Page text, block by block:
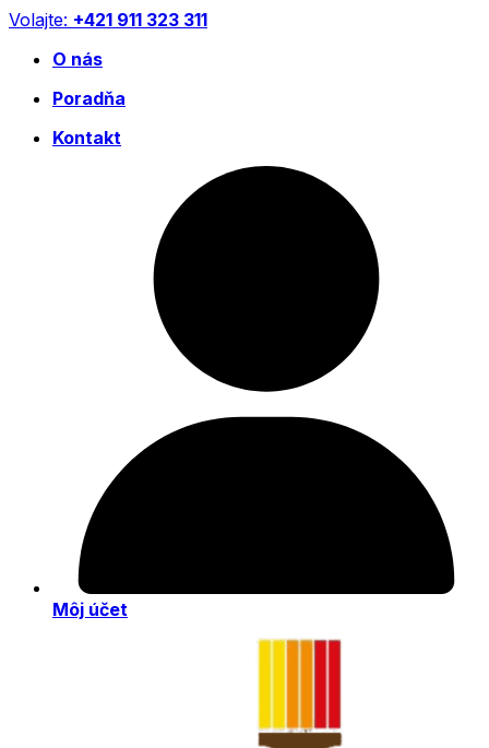
Preskočiť
obsah
Volajte: +421 911 323 311
O nás
Poradňa
Kontakt
Môj účet